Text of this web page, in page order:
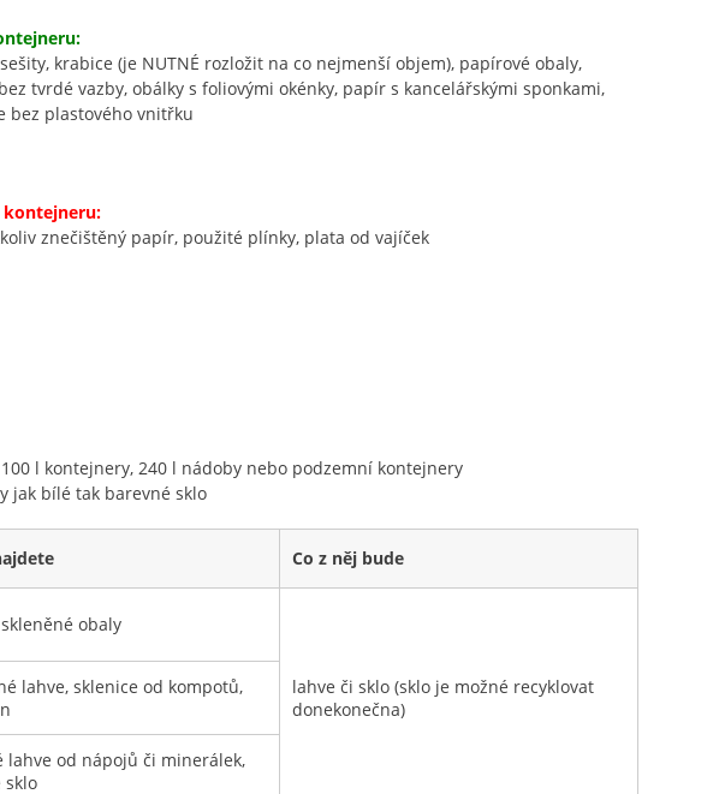
krabice (je NUTNÉ rozložit na co nejmenší objem), papírové obaly,
tvrdé vazby, obálky s foliovými okénky, papír s kancelářskými sponkami,
bez plastového vnitřku
znečištěný papír, použité plínky, plata od vajíček
l kontejnery, 240 l nádoby nebo podzemní kontejnery
jak bílé tak barevné sklo
Co z něj bude
obaly
lahve či sklo (sklo je možné recyklovat
donekonečna)
lahve, sklenice od kompotů,
lahve od nápojů či minerálek,
sklo